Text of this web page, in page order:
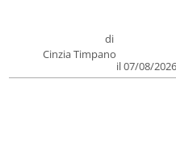
di
Cinzia Timpano
il 07/08/2026